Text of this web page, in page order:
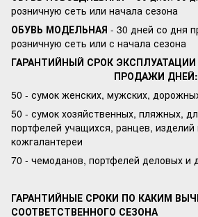
розничную сеть или начала сезона
ОБУВЬ МОДЕЛЬНАЯ - 30 дней со дня
розничную сеть или с начала сезона
ГАРАНТИЙНЫЙ СРОК
ПРОДАЖИ ДНЕЙ:
50 - сумок женских, мужских,
50 - сумок хозяйственных, пляжных,
портфелей учащихся, ранцев, изделий
кожгалантереи
70 - чемоданов, портфелей деловых и
ГАРАНТИЙНЫЕ СРОКИ ПО КАКИМ
СООТВЕТСТВЕННОГО СЕЗОНА